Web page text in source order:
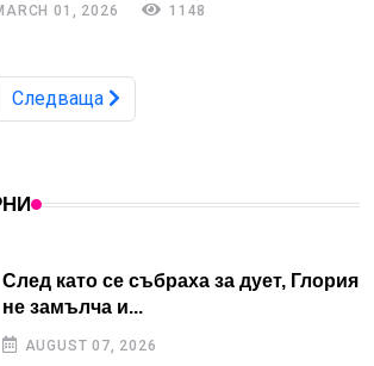
01, 2026
1148
Следваща
След като се събраха за дует, Глория
не замълча и...
AUGUST 07, 2026